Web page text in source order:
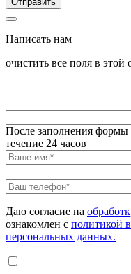
Написать нам
очистить все поля в этой
После заполнения формы
течение 24 часов
Даю согласие на
ознакомлен с политикой
персональных данных.